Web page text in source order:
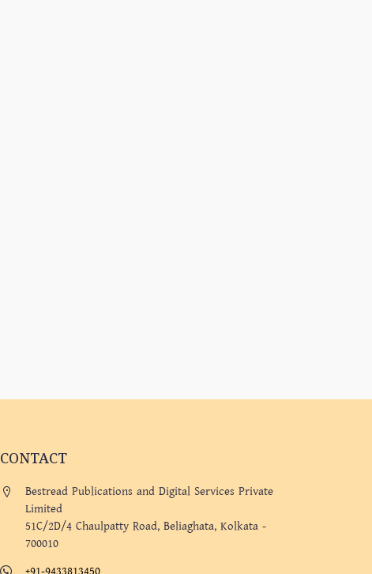
CONTACT
Bestread Publications and Digital Services Private
Limited
51C/2D/4 Chaulpatty Road, Beliaghata, Kolkata -
700010